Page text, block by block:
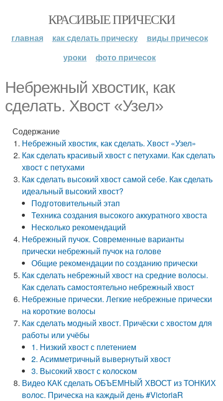
КРАСИВЫЕ ПРИЧЕСКИ
главная как сделать прическу
виды причесок
уроки
фото причесок
Небрежный хвостик, как
сделать. Хвост «Узел»
Содержание
Небрежный хвостик, как сделать. Хвост «Узел»
Как сделать красивый хвост с петухами. Как сделать
хвост с петухами
Как сделать высокий хвост самой себе. Как сделать
идеальный высокий хвост?
Подготовительный этап
Техника создания высокого аккуратного хвоста
Несколько рекомендаций
Небрежный пучок. Современные варианты
прически небрежный пучок на голове
Общие рекомендации по созданию прически
Как сделать небрежный хвост на средние волосы.
Как сделать самостоятельно небрежный хвост
Небрежные прически. Легкие небрежные прически
на короткие волосы
Как сделать модный хвост. Причёски с хвостом для
работы или учёбы
1. Низкий хвост с плетением
2. Асимметричный вывернутый хвост
3. Высокий хвост с колоском
Видео КАК сделать ОБЪЕМНЫЙ ХВОСТ из ТОНКИХ
волос. Прическа на каждый день #VictoriaR